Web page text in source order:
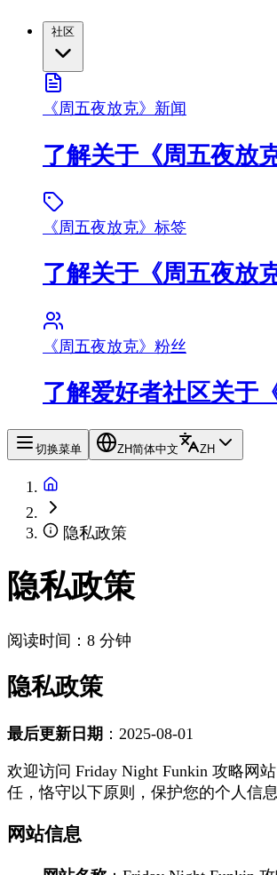
《周五夜放克》新闻
了解关于《周五夜放
《周五夜放克》标签
了解关于《周五夜放
《周五夜放克》粉丝
了解爱好者社区关于
切换菜单 ZH简体中文 ZH
隐私政策
隐私政策
阅读时间：8 分钟
隐私政策
最后更新日期 ：2025-08-01
欢迎访问 Friday Night Funkin 攻略网
任，恪守以下原则，保护您的个人信
网站信息